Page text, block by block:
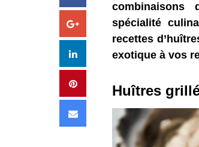
Google+
LinkedIn
Pinterest
Email
combinaisons
spécialité
recettes
exotique à vos
Huîtres